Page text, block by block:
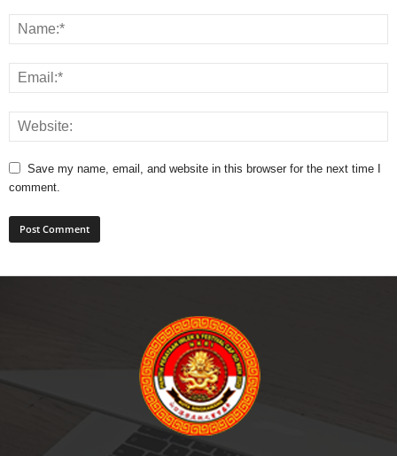
Save my name, email, and website in this browser for the next time I
comment.